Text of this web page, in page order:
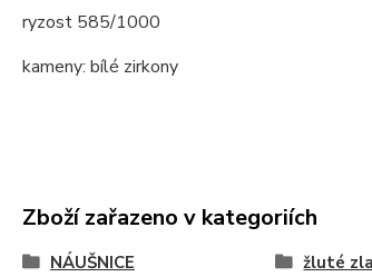
ryzost 585/1000
kameny: bílé zirkony
Zboží zařazeno v kategoriích
NÁUŠNICE žluté